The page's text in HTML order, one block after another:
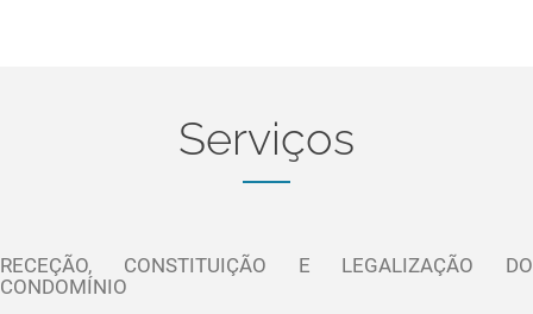
Serviços
RECEÇÃO, CONSTITUIÇÃO E LEGALIZAÇÃO DO
CONDOMÍNIO